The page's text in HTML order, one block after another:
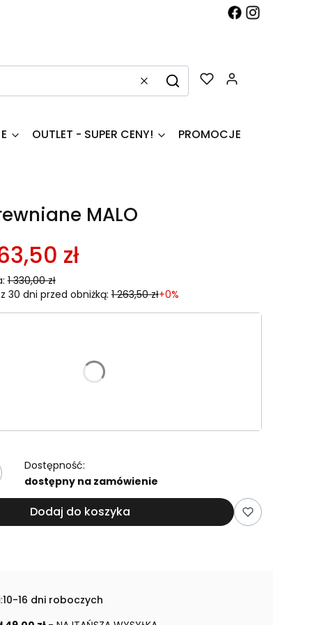
WyczyśćSzukaj
OUTLET - SUPER CENY! PROMOCJE
MALO
zł
1 330,00 zł
30 dni przed obniżką: 1 263,50 zł+0%
Dostępność:
dostępny na zamówienie
Dodaj do koszyka
10-16 dni roboczych